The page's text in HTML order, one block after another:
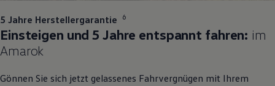
5 Jahre Herstellergarantie 6
Einsteigen und 5 Jahre entspannt fahren: im
Amarok
Gönnen Sie sich jetzt gelassenes Fahrvergnügen mit Ihrem